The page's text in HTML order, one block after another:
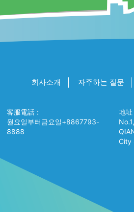
회사소개 자주하는 질문
客服電話：
월요일부터금요일+8867793-
8888
地址
City